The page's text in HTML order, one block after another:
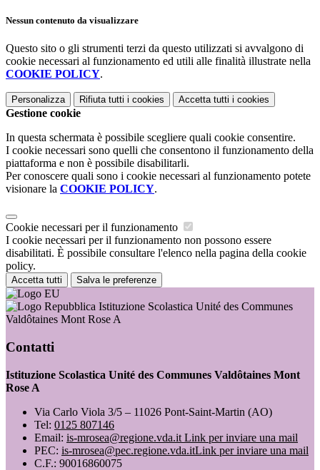
Nessun contenuto da visualizzare
Questo sito o gli strumenti terzi da questo utilizzati si avvalgono di
cookie necessari al funzionamento ed utili alle finalità illustrate nella
COOKIE POLICY.
Personalizza Rifiuta tutti i cookies Accetta tutti i cookies
Gestione cookie
In questa schermata è possibile scegliere quali cookie consentire.
I cookie necessari sono quelli che consentono il funzionamento della
piattaforma e non è possibile disabilitarli.
Per conoscere quali sono i cookie necessari al funzionamento potete
visionare la COOKIE POLICY.
Cookie necessari per il funzionamento
I cookie necessari per il funzionamento non possono essere
disabilitati. È possibile consultare l'elenco nella pagina della cookie
policy.
Accetta tutti Salva le preferenze
Istituzione Scolastica Unité des Communes
Valdôtaines Mont Rose A
Contatti
Istituzione Scolastica Unité des Communes Valdôtaines Mont
Rose A
Via Carlo Viola 3/5 – 11026 Pont-Saint-Martin (AO)
Tel: 0125 807146
Email: is-mrosea@regione.vda.it Link per inviare una mail
PEC: is-mrosea@pec.regione.vda.itLink per inviare una mail
C.F.: 90016860075